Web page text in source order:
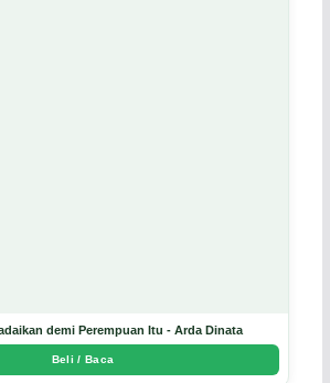
demi Perempuan Itu - Arda Dinata
Beli / Baca